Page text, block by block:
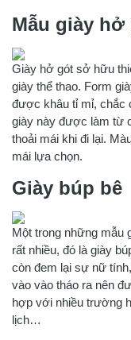
Mẫu giày hở
Giày hở gót sở hữu
giày thể thao. Form
được khâu tỉ mỉ, chắc
giày này được làm từ
thoải mái khi đi lại.
mái lựa chọn.
Giày búp bê
Một trong những mẫu
rất nhiều, đó là giày
còn đem lại sự nữ
vào vào tháo ra nên
hợp với nhiều trường
lịch…